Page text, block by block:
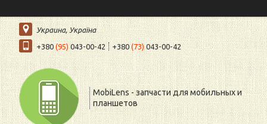
Украина, Україна
+380 (95)043-00-42 +380(73)043-00-42
MobiLens - запчасти для мобильных и
планшетов